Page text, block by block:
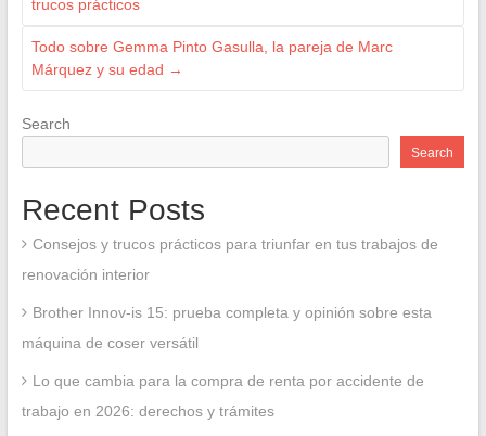
trucos prácticos
Todo sobre Gemma Pinto Gasulla, la pareja de Marc
Márquez y su edad →
Search
Search
Recent Posts
Consejos y trucos prácticos para triunfar en tus trabajos de
renovación interior
Brother Innov-is 15: prueba completa y opinión sobre esta
máquina de coser versátil
Lo que cambia para la compra de renta por accidente de
trabajo en 2026: derechos y trámites